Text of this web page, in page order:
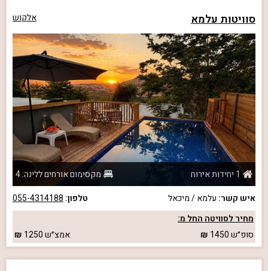
סוויטות עלמא אלקוש
1 יחידות אירוח
מקסימום אורחים ללינה: 4
איש קשר: עלמא / מיכאל טלפון: 055-4314188
מחיר לסוויטה החל מ:
סופ״ש1450 אמצ״ש1250